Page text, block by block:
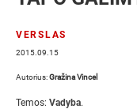
VERSLAS
2015.09.15
Autorius:Gražina Vincel
Temos: Vadyba.